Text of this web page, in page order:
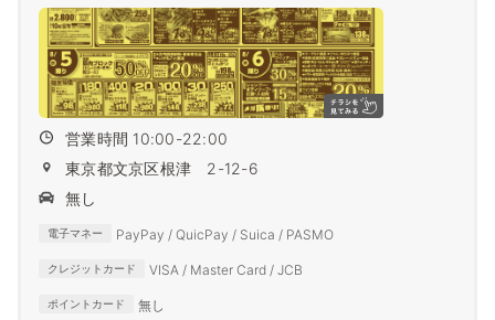
営業時間 10:00-22:00
東京都文京区根津 2-12-6
無し
電子マネー PayPay / QuicPay / Suica / PASMO
クレジットカード VISA / Master Card / JCB
ポイントカード 無し